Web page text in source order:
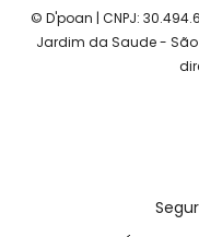
Políticas de Troca,
Pagamento Seguro
© D'poan | CNPJ:
Jardim da Saude - São